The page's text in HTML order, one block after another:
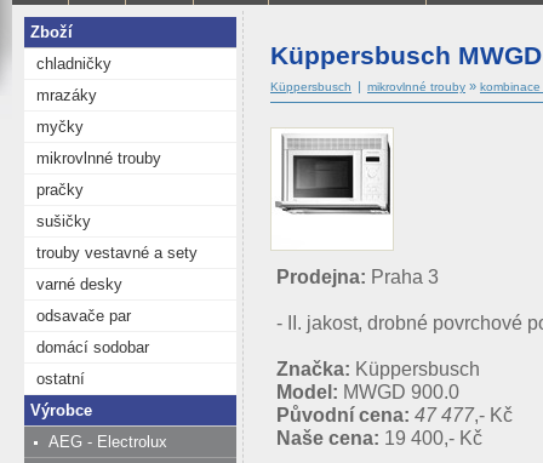
Zboží
chladničky
mrazáky
myčky
mikrovlnné trouby
pračky
sušičky
trouby vestavné a sety
varné desky
odsavače par
domácí sodobar
ostatní
Výrobce
AEG - Electrolux
Küppersbusch
Küppersbusch | mikrovlnné trouby »
Prodejna: Praha 3
- II. jakost, drobné povrchové
Značka: Küppersbusch
Model: MWGD 900.0
Původní cena: 47 477,- Kč
Naše cena: 19 400,- Kč